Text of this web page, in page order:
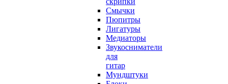
Смычки
Пюпитры
Лигатуры
Медиаторы
Звукосниматели
для
гитар
Мундштуки